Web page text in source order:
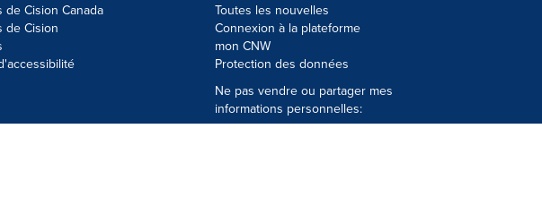
de Cision Canada
de Cision
Toutes les nouvelles
Connexion à la plateforme
mon CNW
Protection des données
Ne pas vendre ou partager mes
informations personnelles: